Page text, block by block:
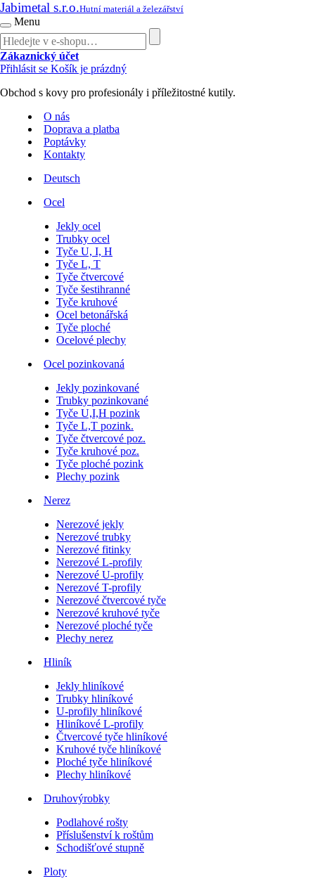
Jabimetal s.r.o.Hutní materiál a železářství
Menu
Zákaznický účet
Přihlásit se Košík je prázdný
Obchod s kovy pro profesionály i příležitostné kutily.
O nás
Doprava a platba
Poptávky
Kontakty
Deutsch
Ocel
Jekly ocel
Trubky ocel
Tyče U, I, H
Tyče L, T
Tyče čtvercové
Tyče šestihranné
Tyče kruhové
Ocel betonářská
Tyče ploché
Ocelové plechy
Ocel pozinkovaná
Jekly pozinkované
Trubky pozinkované
Tyče U,I,H pozink
Tyče L,T pozink.
Tyče čtvercové poz.
Tyče kruhové poz.
Tyče ploché pozink
Plechy pozink
Nerez
Nerezové jekly
Nerezové trubky
Nerezové fitinky
Nerezové L-profily
Nerezové U-profily
Nerezové T-profily
Nerezové čtvercové tyče
Nerezové kruhové tyče
Nerezové ploché tyče
Plechy nerez
Hliník
Jekly hliníkové
Trubky hliníkové
U-profily hliníkové
Hliníkové L-profily
Čtvercové tyče hliníkové
Kruhové tyče hliníkové
Ploché tyče hliníkové
Plechy hliníkové
Druhovýrobky
Podlahové rošty
Příslušenství k roštům
Schodišťové stupně
Ploty